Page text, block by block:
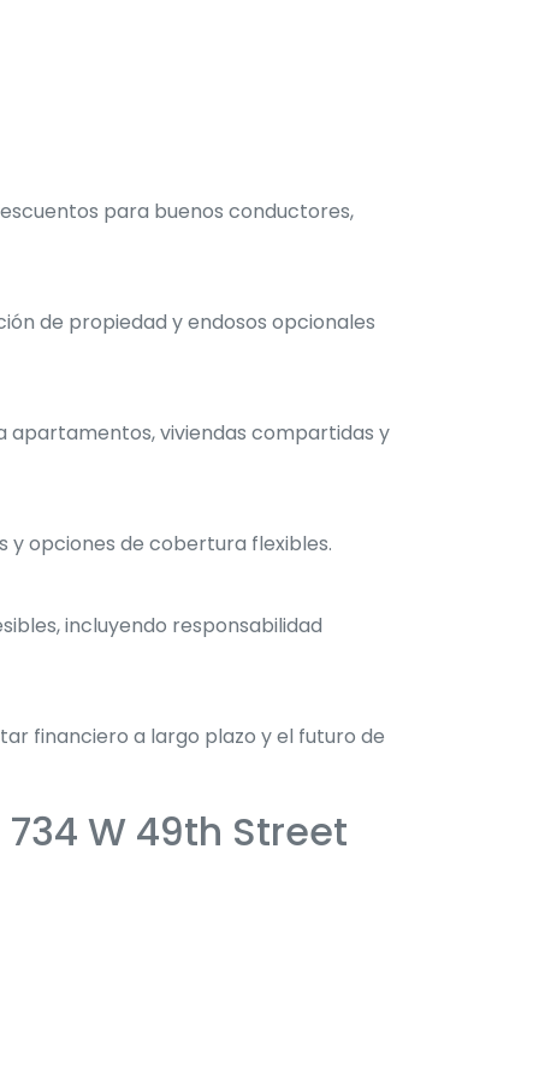
para buenos conductores,
de propiedad y endosos opcionales
apartamentos, viviendas compartidas y
y opciones de cobertura flexibles.
incluyendo responsabilidad
financiero a largo plazo y el futuro de
W 49th Street